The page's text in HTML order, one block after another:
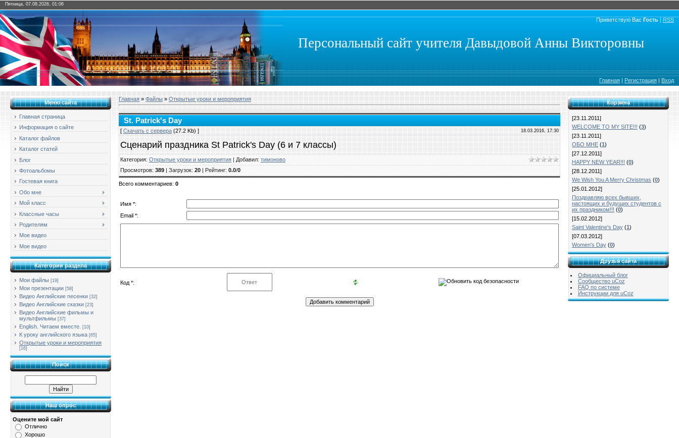
Пятница, 07.08.2026, 01:06
Приветствую Вас Гость | RSS
Персональный сайт учителя Давыдовой Анны Викторовны
Главная | Регистрация | Вход
Меню сайта
Главная страница
Информация о сайте
Каталог файлов
Каталог статей
Блог
Фотоальбомы
Гостевая книга
Обо мне
Мой класс
Классные часы
Родителям
Мое видео
Мое видео
Категории раздела
Мои файлы [19]
Мои презентации [58]
Видео Английские песенки [32]
Видео Английские сказки [23]
Видео Английские фильмы и
мультфильмы [37]
English. Читаем вместе. [10]
К уроку английского языка [65]
Открытые уроки и мероприятия
[16]
Поиск
Наш опрос
Оцените мой сайт
Отлично
Хорошо
Главная » Файлы » Открытые уроки и мероприятия
St. Patrick's Day
[ Скачать с сервера (27.2 Kb) ] 18.03.2016, 17:30
Сценарий праздника St Patrick's Day (6 и 7 классы)
Категория: Открытые уроки и мероприятия | Добавил: тимоново
Просмотров: 389 | Загрузок: 20 | Рейтинг: 0.0/0
Всего комментариев: 0
Имя *:
Email *:
Код *:
Корзина
[23.11.2011]
WELCOME TO MY SITE!!! (3)
[23.11.2011]
ОБО МНЕ (1)
[27.12.2011]
HAPPY NEW YEAR!!! (0)
[28.12.2011]
We Wish You A Merry Christmas (0)
[25.01.2012]
Поздравляю всех бывших,
настоящих и будущих студентов с
их праздником!!! (0)
[15.02.2012]
Saint Valentine's Day (1)
[07.03.2012]
Women's Day (0)
Друзья сайта
Официальный блог
Сообщество uCoz
FAQ по системе
Инструкции для uCoz